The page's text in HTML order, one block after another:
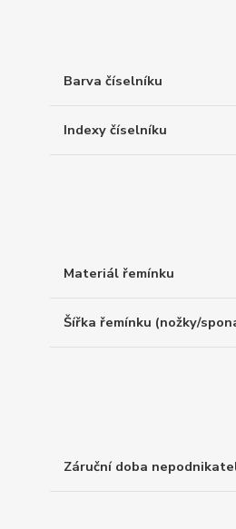
Barva číselníku
Indexy číselníku
Materiál řemínku
Šířka řemínku (nožky/
Záruční doba